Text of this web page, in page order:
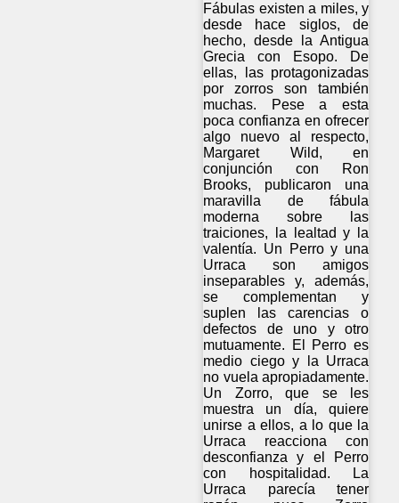
Fábulas existen a miles, y
desde hace siglos, de
hecho, desde la Antigua
Grecia con Esopo. De
ellas, las protagonizadas
por zorros son también
muchas. Pese a esta
poca confianza en ofrecer
algo nuevo al respecto,
Margaret Wild, en
conjunción con Ron
Brooks, publicaron una
maravilla de fábula
moderna sobre las
traiciones, la lealtad y la
valentía. Un Perro y una
Urraca son amigos
inseparables y, además,
se complementan y
suplen las carencias o
defectos de uno y otro
mutuamente. El Perro es
medio ciego y la Urraca
no vuela apropiadamente.
Un Zorro, que se les
muestra un día, quiere
unirse a ellos, a lo que la
Urraca reacciona con
desconfianza y el Perro
con hospitalidad. La
Urraca parecía tener